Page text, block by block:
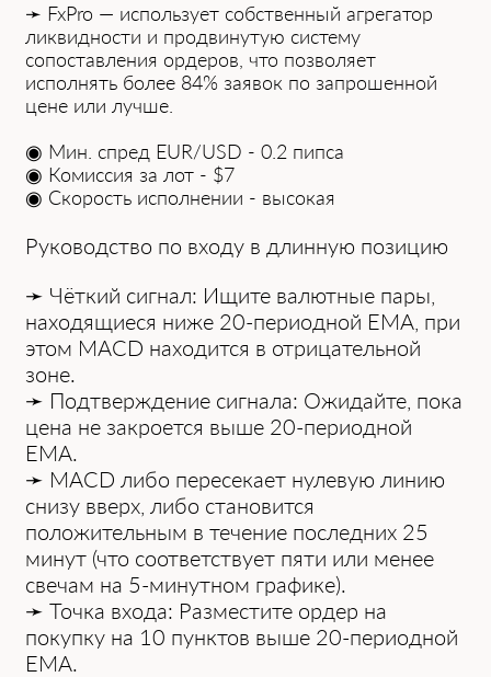
➛ FxPro — использует собственный агрегатор
ликвидности и продвинутую систему
сопоставления ордеров, что позволяет
исполнять более 84% заявок по запрошенной
цене или лучше.
◉ Мин. спред EUR/USD - 0.2 пипса
◉ Комиссия зa лот - $7
◉ Скорость исполнении - высокая
Руководство по входу в длинную позицию
➛ Чёткий сигнал: Ищите валютные пары,
находящиеся ниже 20-периодной EMA, при
этом MACD находится в отрицательной
зоне.
➛ Подтверждение сигнала: Ожидайте, пока
цена не закроется выше 20-периодной
EMA.
➛ MACD либо пересекает нулевую линию
снизу вверх, либо становится
положительным в течение последних 25
минут (что соответствует пяти или менее
свечам на 5-минутном графике).
➛ Точка входа: Разместите ордер на
покупку на 10 пунктов выше 20-периодной
EMA.